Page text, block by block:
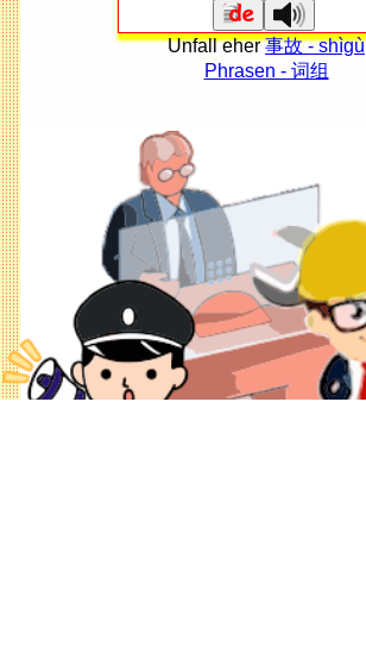
Unfall eher事故 - shìgù
Phrasen - 词组